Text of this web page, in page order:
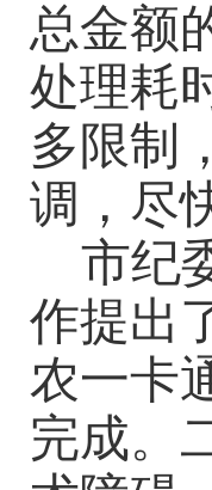
总金额
处理耗
多限制
调，尽
市纪
作提出
农一卡
完成。